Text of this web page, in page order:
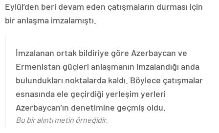
Eylül’den beri devam eden çatışmaların durması için
bir anlaşma imzalamıştı.
İmzalanan ortak bildiriye göre Azerbaycan ve
Ermenistan güçleri anlaşmanın imzalandığı anda
bulundukları noktalarda kaldı. Böylece çatışmalar
esnasında ele geçirdiği yerleşim yerleri
Azerbaycan’ın denetimine geçmiş oldu.
Bu bir alıntı metin örneğidir.